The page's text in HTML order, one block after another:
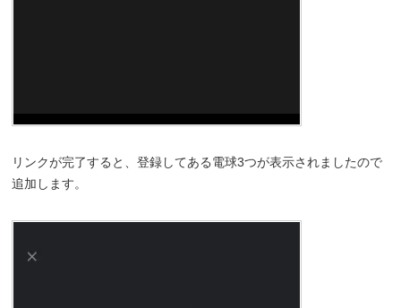
リンクが完了すると、登録してある電球3つが表示されましたので
追加します。